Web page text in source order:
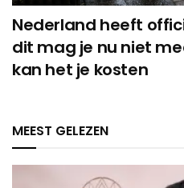
Nederland heeft
dit mag je nu niet
kan het je kosten
MEEST GELEZEN